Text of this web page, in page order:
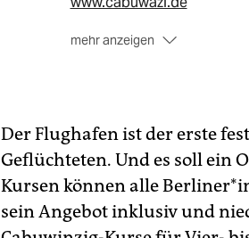
mehr anzeigen
KinderCircus-Festival mit
Sonntag, Beginn jeweils
Der Flughafen ist der erste
Geflüchteten. Und es soll ein
Kursen können alle
sein Angebot inklusiv und